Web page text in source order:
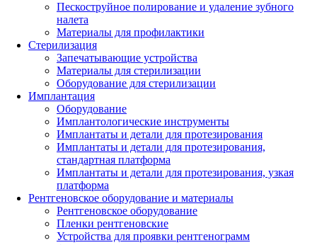
Пескоструйное полирование и удаление зубного
налета
Материалы для профилактики
Стерилизация
Запечатывающие устройства
Материалы для стерилизации
Оборудование для стерилизации
Имплантация
Оборудование
Имплантологические инструменты
Имплантаты и детали для протезирования
Имплантаты и детали для протезирования,
стандартная платформа
Имплантаты и детали для протезирования, узкая
платформа
Рентгеновское оборудование и материалы
Рентгеновское оборудование
Пленки рентгеновские
Устройства для проявки рентгенограмм